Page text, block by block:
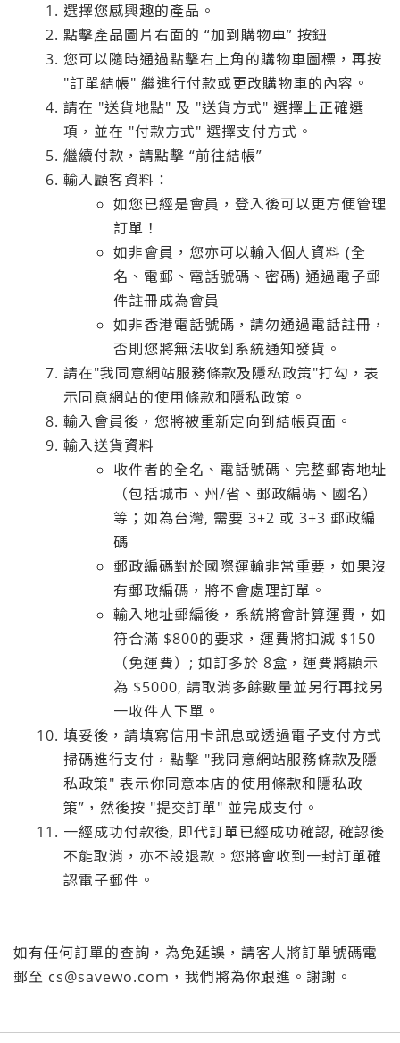
選擇您感興趣的產品。
點擊產品圖片右面的 “加到購物車” 按鈕
您可以隨時通過點擊右上角的購物車圖標，再按
"訂單結帳" 繼進行付款或更改購物車的內容。
請在 "送貨地點" 及 "送貨方式" 選擇上正確選
項，並在 "付款方式" 選擇支付方式。
繼續付款，請點擊 “前往結帳”
輸入顧客資料：
如您已經是會員，登入後可以更方便管理
訂單！
如非會員，您亦可以輸入個人資料 (全
名、電郵、電話號碼、密碼) 通過電子郵
件註冊成為會員
如非香港電話號碼，請勿通過電話註冊，
否則您將無法收到系統通知發貨。
請在"我同意網站服務條款及隱私政策"打勾，表
示同意網站的使用條款和隱私政策。
輸入會員後，您將被重新定向到結帳頁面。
輸入送貨資料
收件者的全名、電話號碼、完整郵寄地址
（包括城市、州/省、郵政編碼、國名）
等；如為台灣, 需要 3+2 或 3+3 郵政編
碼
郵政編碼對於國際運輸非常重要，如果沒
有郵政編碼，將不會處理訂單。
輸入地址郵編後，系統將會計算運費，如
符合滿 $800的要求，運費將扣減 $150
（免運費）; 如訂多於 8盒，運費將顯示
為 $5000, 請取消多餘數量並另行再找另
一收件人下單。
填妥後，請填寫信用卡訊息或透過電子支付方式
掃碼進行支付，點擊 "我同意網站服務條款及隱
私政策" 表示你同意本店的使用條款和隱私政
策”，然後按 "提交訂單" 並完成支付。
一經成功付款後, 即代訂單已經成功確認, 確認後
不能取消，亦不設退款。您將會收到一封訂單確
認電子郵件。
如有任何訂單的查詢，為免延誤，請客人將訂單號碼電
郵至 cs@savewo.com，我們將為你跟進。謝謝。